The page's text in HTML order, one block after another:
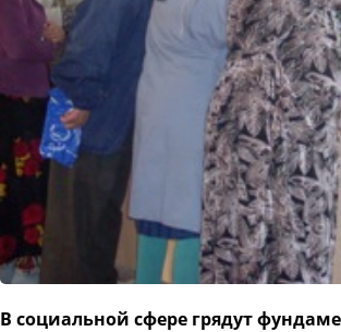
В социальной сфере грядут